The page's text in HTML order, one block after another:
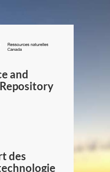
/
Canada
and
des